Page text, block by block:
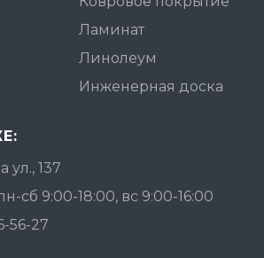
Ламинат
Линолеум
Инженерная доска
ул., 137
сб 9:00-18:00, вс 9:00-16:00
56-27